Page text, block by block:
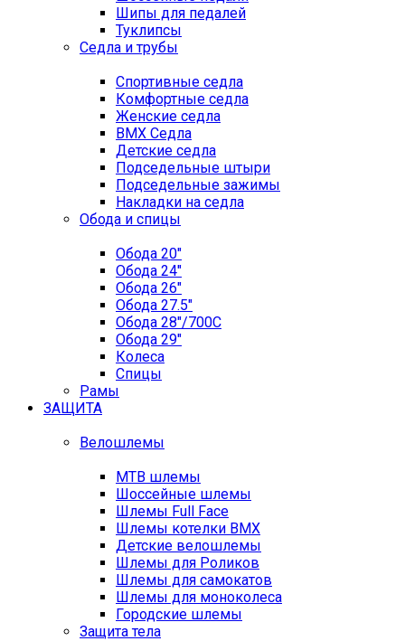
Шипы для педалей
Туклипсы
Седла и трубы
Спортивные седла
Комфортные седла
Женские седла
BMX Седла
Детские седла
Подседельные штыри
Подседельные зажимы
Накладки на седла
Обода и спицы
Обода 20"
Обода 24"
Обода 26"
Обода 27.5"
Обода 28"/700C
Обода 29"
Колеса
Спицы
Рамы
ЗАЩИТА
Велошлемы
MTB шлемы
Шоссейные шлемы
Шлемы Full Face
Шлемы котелки BMX
Детские велошлемы
Шлемы для Роликов
Шлемы для самокатов
Шлемы для моноколеса
Городские шлемы
Защита тела